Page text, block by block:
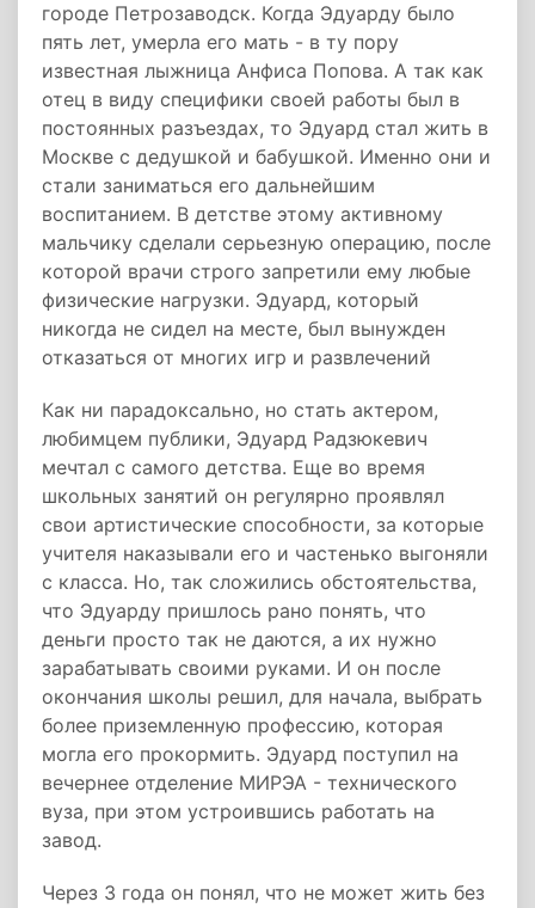
городе Петрозаводск. Когда Эдуарду было
пять лет, умерла его мать - в ту пору
известная лыжница Анфиса Попова. А так как
отец в виду специфики своей работы был в
постоянных разъездах, то Эдуард стал жить в
Москве с дедушкой и бабушкой. Именно они и
стали заниматься его дальнейшим
воспитанием. В детстве этому активному
мальчику сделали серьезную операцию, после
которой врачи строго запретили ему любые
физические нагрузки. Эдуард, который
никогда не сидел на месте, был вынужден
отказаться от многих игр и развлечений
Как ни парадоксально, но стать актером,
любимцем публики, Эдуард Радзюкевич
мечтал с самого детства. Еще во время
школьных занятий он регулярно проявлял
свои артистические способности, за которые
учителя наказывали его и частенько выгоняли
с класса. Но, так сложились обстоятельства,
что Эдуарду пришлось рано понять, что
деньги просто так не даются, а их нужно
зарабатывать своими руками. И он после
окончания школы решил, для начала, выбрать
более приземленную профессию, которая
могла его прокормить. Эдуард поступил на
вечернее отделение МИРЭА - технического
вуза, при этом устроившись работать на
завод.
Через 3 года он понял, что не может жить без